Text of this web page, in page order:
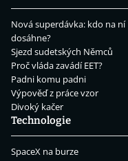
Nová superdávka: kdo na ní
dosáhne?
Sjezd sudetských Němců
Proč vláda zavádí EET?
Padni komu padni
Výpověď z práce vzor
Divoký kačer
Technologie
SpaceX na burze